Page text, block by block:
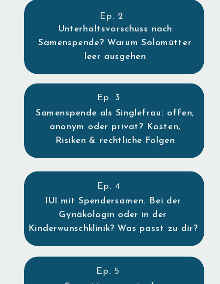
Ep. 2
Unterhaltsvorschuss nach
Samenspende? Warum Solomütter
leer ausgehen
Ep. 3
Samenspende als Singlefrau: offen,
anonym oder privat? Kosten,
Risiken & rechtliche Folgen
Ep. 4
IUI mit Spendersamen. Bei der
Gynäkologin oder in der
Kinderwunschklinik? Was passt zu dir?
Ep. 5